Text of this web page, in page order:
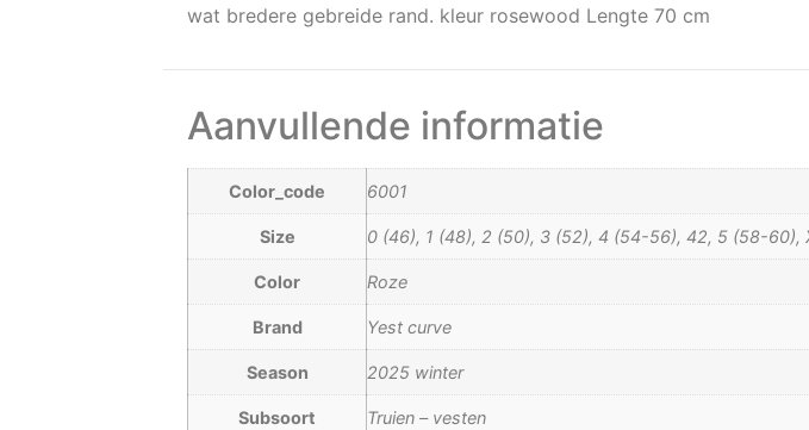
wat bredere gebreide rand. kleur rosewood Lengte 70 cm
Aanvullende informatie
Color_code 6001
Size 0 (46), 1 (48), 2 (50), 3 (52), 4 (54-56), 42, 5 (58-60),
Color Roze
Brand Yest curve
Season 2025 winter
Subsoort Truien – vesten